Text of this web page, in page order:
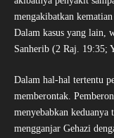
mengakibatkan
Dalam kasus yang lain,
Sanherib (2 Raj. 19:35;
Dalam hal-hal tertentu
memberontak.
menyebabkan
mengganjar Gehazi